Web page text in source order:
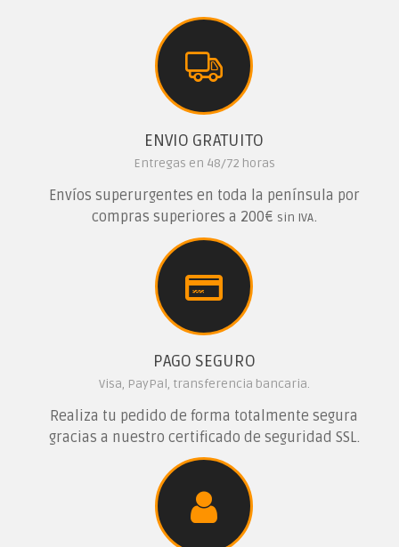
ENVIO GRATUITO
Entregas en 48/72 horas
Envíos superurgentes en toda la península por
compras superiores a 200€ sin IVA.
PAGO SEGURO
Visa, PayPal, transferencia bancaria.
Realiza tu pedido de forma totalmente segura
gracias a nuestro certificado de seguridad SSL.